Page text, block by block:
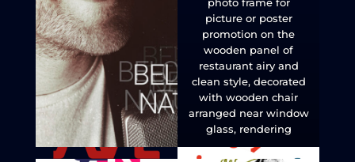
picture or poster
promotion on the
wooden panel of
restaurant airy and
clean style, decorated
with wooden chair
arranged near window
glass, rendering